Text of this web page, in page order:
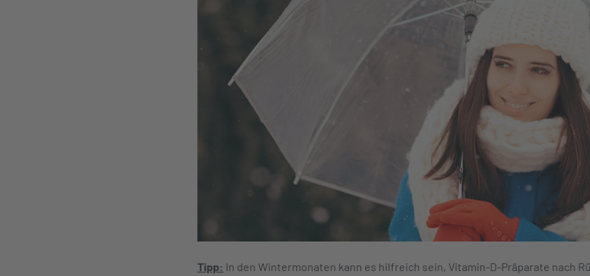
Tipp: In den Wintermonaten kann es hilfreich sein, Vitamin-D-Präparate nach